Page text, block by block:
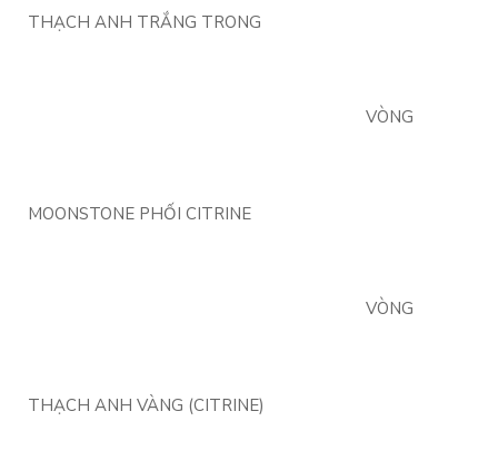
THẠCH ANH TRẮNG TRONG
VÒNG
MOONSTONE PHỐI CITRINE
VÒNG
THẠCH ANH VÀNG (CITRINE)